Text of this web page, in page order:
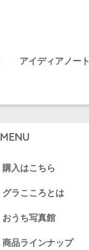
アイディアノート
MENU
購入はこちら
グラこころとは
おうち写真館
商品ラインナップ